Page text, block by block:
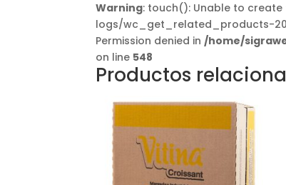
Warning: touch(): Unable to
logs/wc_get_related_products-
Permission denied in/home/
on line 548
Productos